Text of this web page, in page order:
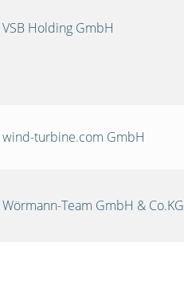
VSB Holding GmbH
wind-turbine.com GmbH
Wörmann-Team GmbH & Co.KG